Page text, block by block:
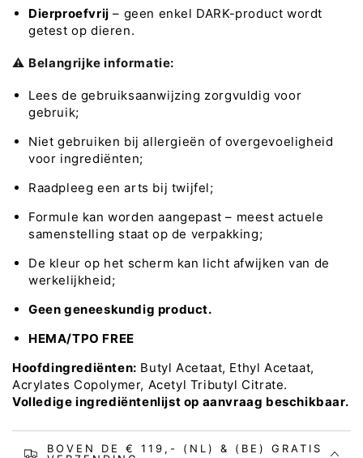
Dierproefvrij – geen enkel DARK-product wordt
getest op dieren.
⚠️ Belangrijke informatie:
Lees de gebruiksaanwijzing zorgvuldig voor
gebruik;
Niet gebruiken bij allergieën of overgevoeligheid
voor ingrediënten;
Raadpleeg een arts bij twijfel;
Formule kan worden aangepast – meest actuele
samenstelling staat op de verpakking;
De kleur op het scherm kan licht afwijken van de
werkelijkheid;
Geen geneeskundig product.
HEMA/TPO FREE
Hoofdingrediënten: Butyl Acetaat, Ethyl Acetaat,
Acrylates Copolymer, Acetyl Tributyl Citrate.
Volledige ingrediëntenlijst op aanvraag beschikbaar.
BOVEN DE € 119,- (NL) & (BE) GRATIS